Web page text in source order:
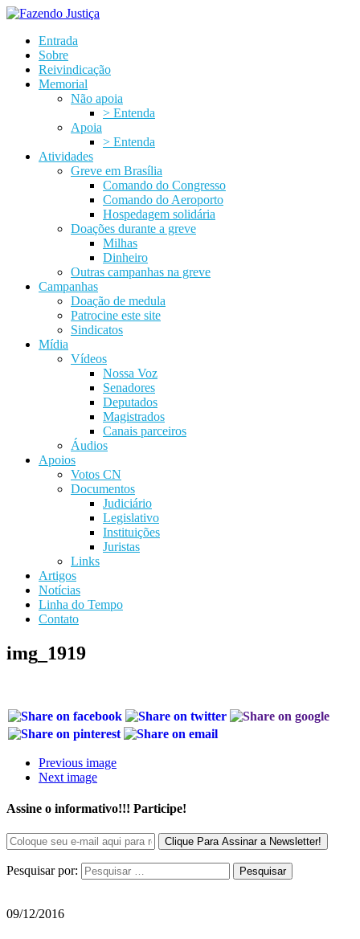
Entrada
Sobre
Reivindicação
Memorial
Não apoia
> Entenda
Apoia
> Entenda
Atividades
Greve em Brasília
Comando do Congresso
Comando do Aeroporto
Hospedagem solidária
Doações durante a greve
Milhas
Dinheiro
Outras campanhas na greve
Campanhas
Doação de medula
Patrocine este site
Sindicatos
Mídia
Vídeos
Nossa Voz
Senadores
Deputados
Magistrados
Canais parceiros
Áudios
Apoios
Votos CN
Documentos
Judiciário
Legislativo
Instituições
Juristas
Links
Artigos
Notícias
Linha do Tempo
Contato
img_1919
Previous image
Next image
Assine o informativo!!! Participe!
Pesquisar por:
09/12/2016